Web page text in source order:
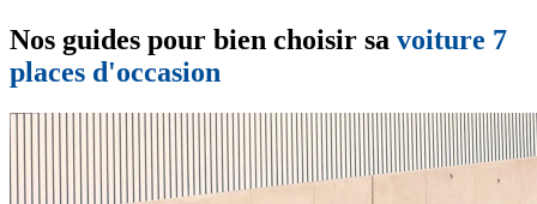
Nos guides pour bien choisir sa voiture 7
places d'occasion